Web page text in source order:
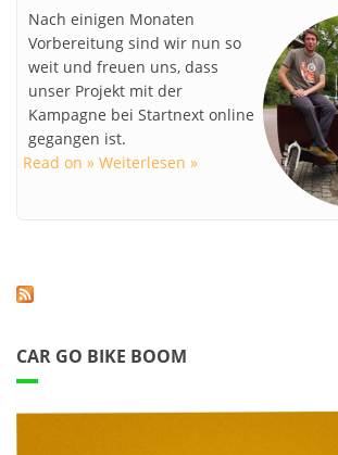
Nach einigen Monaten
Vorbereitung sind wir nun so
weit und freuen uns, dass
unser Projekt mit der
Kampagne bei Startnext online
gegangen ist.
Read on » Weiterlesen »
CAR GO BIKE BOOM